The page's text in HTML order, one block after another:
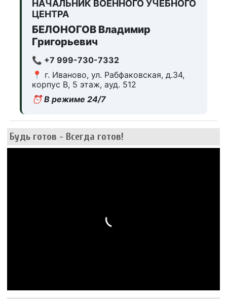
НАЧАЛЬНИК ВОЕННОГО УЧЕБНОГО
ЦЕНТРА
БЕЛОНОГОВ Владимир
Григорьевич
📞 +7 999-730-7332
📍 г. Иваново, ул. Рабфаковская, д.34,
корпус В, 5 этаж, ауд. 512
⏰ В режиме 24/7
Будь готов - Всегда готов!